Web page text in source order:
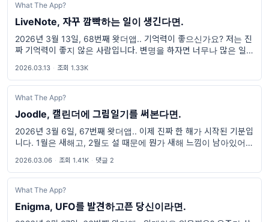
What The App?
LiveNote, 자꾸 깜빡하는 일이 생긴다면.
2026년 3월 13일, 68번째 왓더앱.. 기억력이 좋으신가요? 저는 진
짜 기억력이 좋지 않은 사람입니다. 변명을 하자면 너무나 많은 일들
죠 기록을 해 두어
2026.03.13 · 조회 1.33K
What The App?
Joodle, 캘린더에 그림일기를 써본다면.
2026년 3월 6일, 67번째 왓더앱.. 이제 진짜 한 해가 시작된 기분입
니다. 1월은 새해고, 2월도 설 때문에 뭔가 새해 느낌이 남아있어서 3
보내고
2026.03.06 · 조회 1.41K · 댓글 2
What The App?
Enigma, UFO를 발견하고픈 당신이라면.